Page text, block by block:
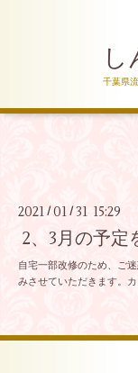
千葉県
2021 /01 /31 15:29
2、3月の予定
自宅一部改修のため、ご
みさせていただきます。